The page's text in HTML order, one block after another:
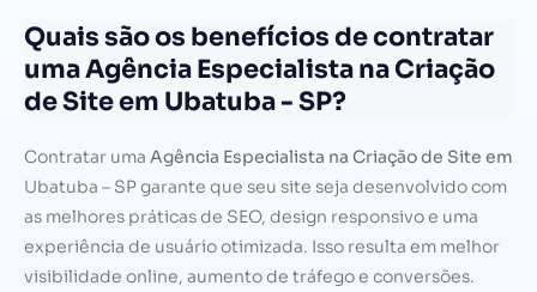
Quais são os benefícios de contratar
uma Agência Especialista na Criação
de Site em Ubatuba - SP?
Contratar uma Agência Especialista na Criação de Site em
Ubatuba – SP garante que seu site seja desenvolvido com
as melhores práticas de SEO, design responsivo e uma
experiência de usuário otimizada. Isso resulta em melhor
visibilidade online, aumento de tráfego e conversões.